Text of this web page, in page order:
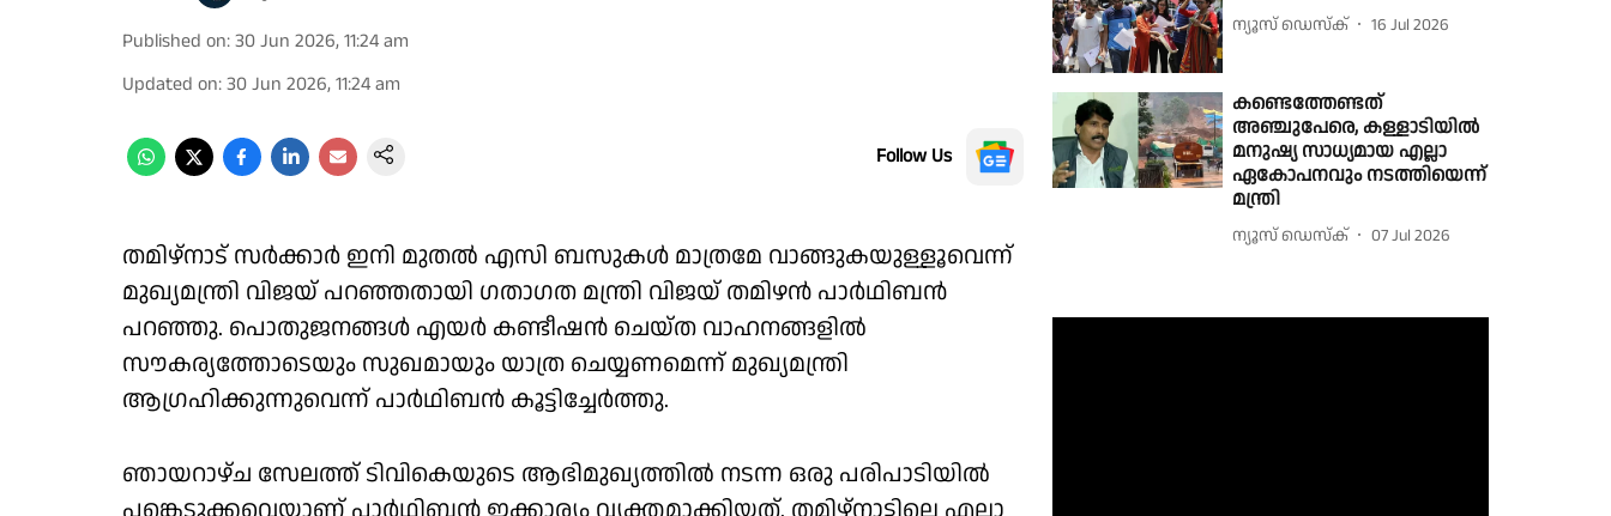
Published on:30 Jun 2026, 11:24 am
Updated on:30 Jun 2026, 11:24 am
Follow Us
തമിഴ്നാട് സർക്കാർ ഇനി മുതൽ എസി ബസുകൾ മാത്രമേ വാങ്ങുകയുള്ളൂവെന്ന്
മുഖ്യമന്ത്രി വിജയ് പറഞ്ഞതായി ഗതാഗത മന്ത്രി വിജയ് തമിഴൻ പാർഥിബൻ
പറഞ്ഞു. പൊതുജനങ്ങൾ എയർ കണ്ടീഷൻ ചെയ്ത വാഹനങ്ങളിൽ
സൗകര്യത്തോടെയും സുഖമായും യാത്ര ചെയ്യണമെന്ന് മുഖ്യമന്ത്രി
ആഗ്രഹിക്കുന്നുവെന്ന് പാർഥിബൻ കൂട്ടിച്ചേർത്തു.
ഞായറാഴ്ച സേലത്ത് ടിവികെയുടെ ആഭിമുഖ്യത്തിൽ നടന്ന ഒരു പരിപാടിയിൽ
ന്യൂസ് ഡെസ്ക് 16 Jul 2026
കണ്ടെത്തേണ്ടത്
അഞ്ചുപേരെ, കള്ളാടിയിൽ
മനുഷ്യ സാധ്യമായ എല്ലാ
ഏകോപനവും നടത്തിയെന്ന്
മന്ത്രി
ന്യൂസ് ഡെസ്ക് 07 Jul 2026